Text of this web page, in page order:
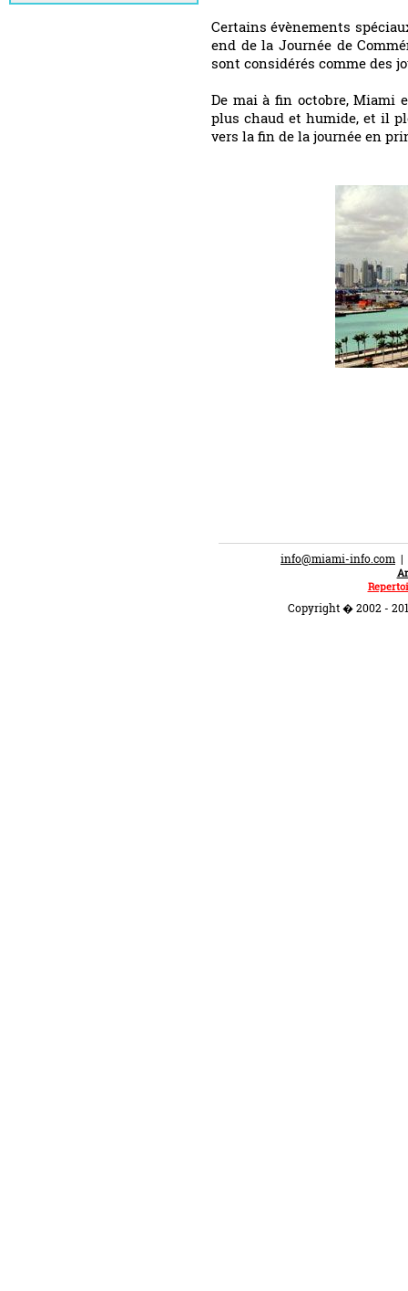
Certains évènements
end de la Journée de
sont considérés comme des
De mai à fin octobre, Miami
plus chaud et humide, et il
vers la fin de la journée en
info@miami-info.com |
Copyright � 2002 -